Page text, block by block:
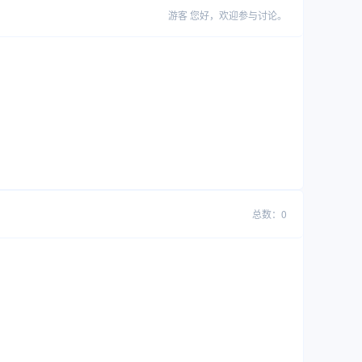
游客 您好，欢迎参与讨论。
总数：0